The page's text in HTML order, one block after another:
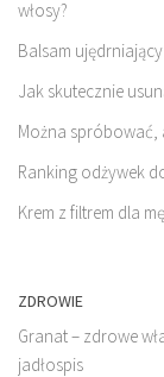
włosy?
Balsam
Jak skutecznie
Można spróbować,
Ranking odżywek
Krem z filtrem dla
ZDROWIE
Granat – zdrowe
jadłospis